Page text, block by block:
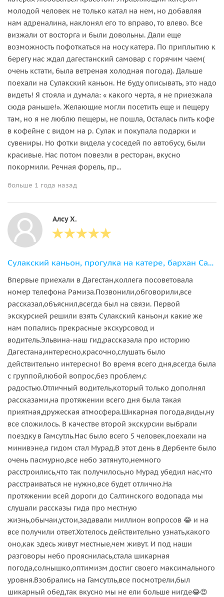
молодой человек не только катал на нем, но добавляя
нам адреналина, наклонял его то вправо, то влево. Все
визжали от восторга и были довольны. Дали еще
возможность пофоткаться на носу катера. По приплытию к
берегу нас ждал дагестанский самовар с горячим чаем(
очень кстати, была ветреная холодная погода). Дальше
поехали на Сулакский каньон. Не буду описывать, это надо
видеть! Я стояла и думала: « какого черта, я не приезжала
сюда раньше!». Желающие могли посетить еще и пещеру
там, но я не люблю пещеры, не пошла, Осталась пить кофе
в кофейне с видом на р. Сулак и покупала подарки и
сувениры. Но фотки видела у соседей по автобусу, были
красивые. Нас потом повезли в ресторан, вкусно
покормили. Речная форель, пр...
больше 1 года назад
Алсу Х.
Сулакский каньон, прогулка на катере, бархан Сарыкум и пещера Нохъо
Впервые приехали в Дагестан,коллега посоветовала
номер телефона Рамиза.Позвонили,обговорили,все
рассказал,объяснил,всегда был на связи. Первой
экскурсией решили взять Сулакский каньон,и какие же
нам попались прекрасные экскурсовод и
водитель.Эльвина-наш гид,рассказала про историю
Дагестана,интересно,красочно,слушать было
действительно интересно! Во время всего дня,всегда была
с группой,любой вопрос,без проблем,с
радостью.Отличный водитель,который только дополнял
рассказами,на протяжении всего дня была такая
приятная,дружеская атмосфера.Шикарная погода,виды,ну
все сложилось. В качестве второй экскурсии выбрали
поездку в Гамсутль.Нас было всего 5 человек,поехали на
минивэне,а гидом стал Мурад.В этот день в Дербенте было
очень пасмурно,все небо затянуто,немного
расстроились,что так получилось,но Мурад убедил нас,что
расстраиваться не нужно,все будет отлично.На
протяжении всей дороги до Салтинского водопада мы
слушали рассказы гида про местную
жизнь,обычаи,устои,задавали миллион вопросов 😂 и на
все получили ответ.Хотелось действительно узнать,какого
оно,как здесь живут местные,чем живут. И под наши
разговоры небо прояснилась,стала шикарная
погода,солнышко,оптимизм достиг своего максимального
уровня.Взобрались на Гамсутль,все посмотрели,был
шикарный обед,так вкусно мы не ели больше нигде😂😍